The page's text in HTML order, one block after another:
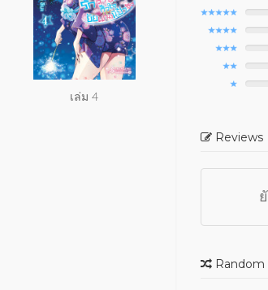
เล่ม 4
Reviews
Random